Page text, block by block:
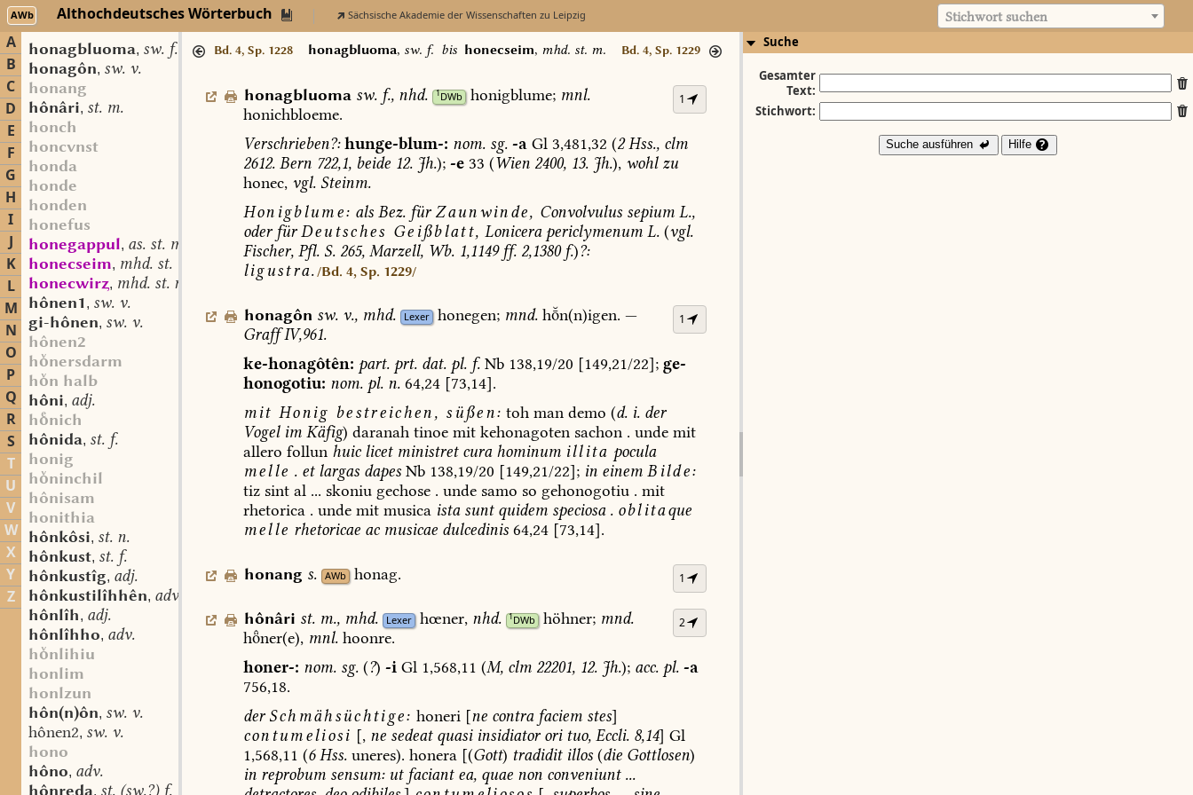
AWb Althochdeutsches Wörterbuch Sächsische Akademie der Wissenschaften zu Leipzig Stichwort suchen
A
B
C
D
E
F
G
H
I
J
K
L
M
N
O
P
Q
R
S
T
U
V
W
X
Y
Z
honagbluoma, sw. f.
honagôn, sw. v.
honang
hônâri, st. m.
honch
honcvnst
honda
honde
honden
honefus
honegappul, as. st. m.
honecseim, mhd. st. m.
honecwir, mhd. st. n. (oder f.?)
hônen1, sw. v.
gi-hônen, sw. v.
hônen2
hnersdarm
hn halb
hôni, adj.
hnich
hônida, st. f.
honig
hninchil
hônisam
honithia
hônkôsi, st. n.
hônkust, st. f.
hônkustîg, adj.
hônkustilîhhên, adv.
hônlîh, adj.
hônlîhho, adv.
hnlihiu
honlim
honlzun
hôn(n)ôn, sw. v.
hônen2, sw. v.
hono
hôno, adv.
hônreda, st. (sw.?) f.
Bd. 4, Sp. 1228 honagbluoma, sw. f.bis honecseim, mhd. st. m. Bd. 4, Sp. 1229
1
honagbluoma sw. f., nhd. 1DWb honigblume; mnl.
honichbloeme.
Verschrieben?: hunge-blum-: nom.sg. -aGl3,481,32 (2Hss.,clm
2612.Bern722,1,beide12.Jh.); -e33 (Wien 2400,13.Jh.), wohlzu
honec, vgl.Steinm.
Honigblume: als Bez. für Zaunwinde, ConvolvulussepiumL.,
oderfür Deutsches Geißblatt, Lonicerapericlymenum L. (vgl.
Fischer,Pfl.S.265,Marzell, Wb.1,1149ff.2,1380f.)?:
ligustra. /Bd. 4, Sp. 1229/
1
honagôn sw. v., mhd. Lexer honegen; mnd.hn(n)igen. —
GraffIV,961.
ke-honagôtên: part.prt.dat.pl.f.Nb138,19/20 [149,21/22]; ge-
honogotiu: nom.pl.n.64,24[73,14].
mit Honig bestreichen, süßen: toh man demo (d. i. der
VogelimKäfig) daranahtinoemitkehonagoten sachon. undemit
allero follun huiclicetministretcura hominum illita pocula
melle . etlargas dapes Nb 138,19/20 [149,21/22]; in einem Bilde:
tizsintal... skoniugechose. undesamo so gehonogotiu. mit
rhetorica. undemitmusica istasuntquidemspeciosa. oblitaque
melle rhetoricae acmusicae dulcedinis 64,24 [73,14].
1
honang s. AWb honag.
2
hônâri st. m., mhd. Lexer hœner, nhd. 1DWb höhner; mnd.
hner(e), mnl.hoonre.
honer-: nom.sg.(?) -iGl1,568,11 (M,clm22201, 12.Jh.); acc.pl. -a
756,18.
der Schmähsüchtige: honeri[necontrafaciemstes]
contumeliosi [, nesedeatquasiinsidiatororituo,Eccli. 8,14] Gl
1,568,11 (6Hss.uneres). honera[(Gott) tradidit illos(dieGottlosen)
inreprobumsensum:utfaciantea, quaenonconveniunt...
Suche
Gesamter
Text:
Stichwort:
Suche ausführen Hilfe